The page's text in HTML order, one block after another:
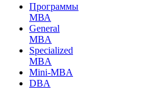
Программы
МВА
General
MBA
Specialized
MBA
Mini-MBA
DBA